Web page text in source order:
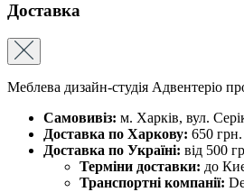
Доставка
Меблева дизайн-студія Адвентеріо
Самовивіз: м. Харків, вул.
Доставка по Харкову: 650
Доставка по Україні: від 500
Терміни доставки: до
Транспортні компанії: